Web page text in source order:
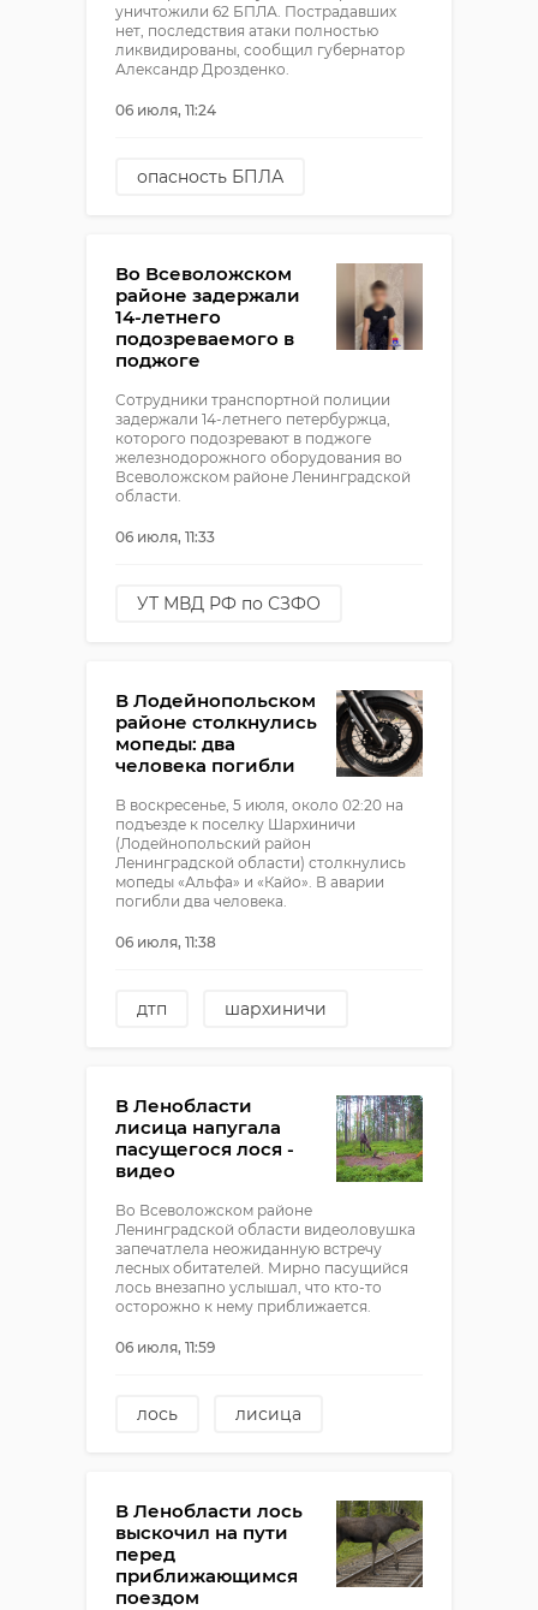
уничтожили 62 БПЛА. Пострадавших
нет, последствия атаки полностью
ликвидированы, сообщил губернатор
Александр Дрозденко.
06 июля, 11:24
опасность БПЛА
Во Всеволожском
районе задержали
14-летнего
подозреваемого в
поджоге
Сотрудники транспортной полиции
задержали 14-летнего петербуржца,
которого подозревают в поджоге
железнодорожного оборудования во
Всеволожском районе Ленинградской
области.
06 июля, 11:33
УТ МВД РФ по СЗФО
всеволожский район
В Лодейнопольском
районе столкнулись
мопеды: два
человека погибли
В воскресенье, 5 июля, около 02:20 на
подъезде к поселку Шархиничи
(Лодейнопольский район
Ленинградской области) столкнулись
мопеды «Альфа» и «Кайо». В аварии
погибли два человека.
06 июля, 11:38
дтп
шархиничи
В Ленобласти
лисица напугала
пасущегося лося -
видео
Во Всеволожском районе
Ленинградской области видеоловушка
запечатлела неожиданную встречу
лесных обитателей. Мирно пасущийся
лось внезапно услышал, что кто-то
осторожно к нему приближается.
06 июля, 11:59
лось
лисица
В Ленобласти лось
выскочил на пути
перед
приближающимся
поездом